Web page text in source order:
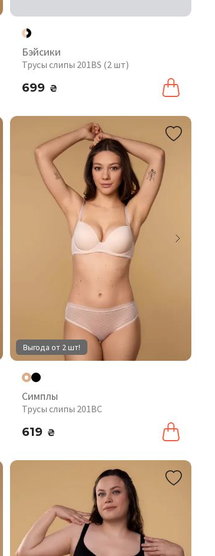
Бэйсики
Трусы слипы 201BS (2 шт)
699 ₴
Выгода от 2 шт!
Симплы
Трусы слипы 201BC
619 ₴